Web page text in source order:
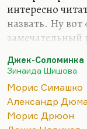
интересно
назвать. Ну
Трудно назвать
хорошим
казался мне
не в свое время
свое. Наверное,
Джек-Соломинка
Зинаида Шишова
Морис Симашко
Александр Дюма
Морис Дрюон